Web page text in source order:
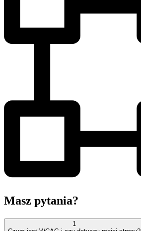
Masz pytania?
1